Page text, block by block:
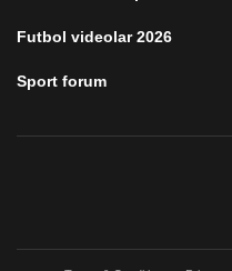
Futbol videolar 2026
Sport forum